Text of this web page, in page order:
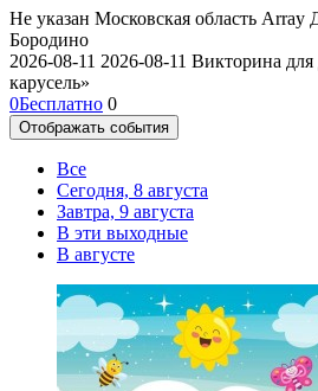
Не указан Московская область Array
Бородино
2026-08-11 2026-08-11 Викторина для
карусель»
0Бесплатно 0
Отображать события
Все
Сегодня, 8 августа
Завтра, 9 августа
В эти выходные
В августе